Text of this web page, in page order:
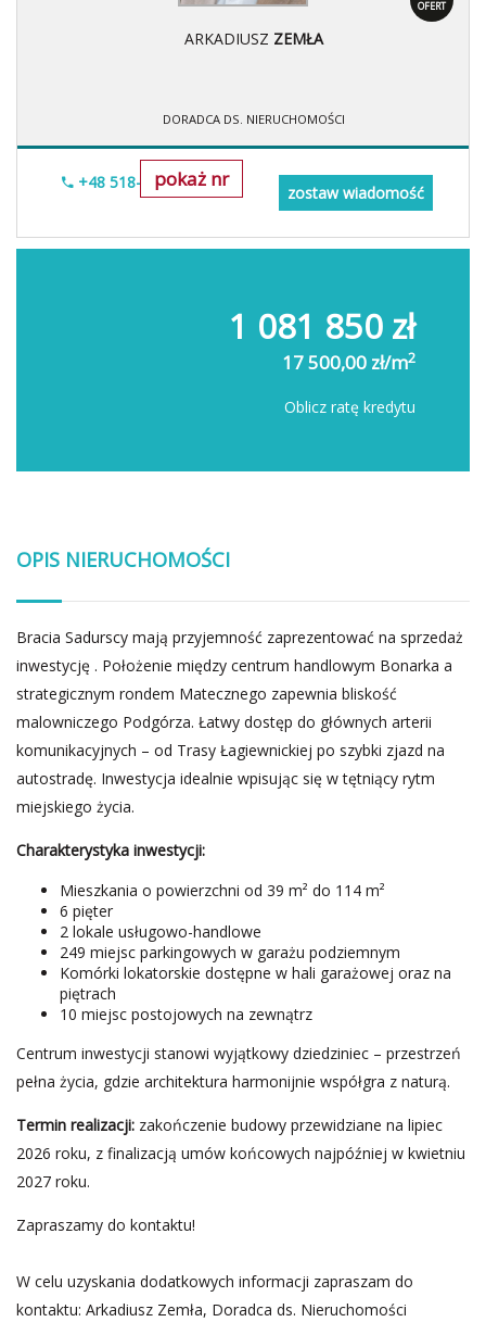
OFERT
ARKADIUSZ ZEMŁA
DORADCA DS. NIERUCHOMOŚCI
pokaż nr
+48 518-706-552
zostaw wiadomość
1 081 850 zł
17 500,00 zł/m2
Oblicz ratę kredytu
OPIS NIERUCHOMOŚCI
Bracia Sadurscy mają przyjemność zaprezentować na sprzedaż
inwestycję . Położenie między centrum handlowym Bonarka a
strategicznym rondem Matecznego zapewnia bliskość
malowniczego Podgórza. Łatwy dostęp do głównych arterii
komunikacyjnych – od Trasy Łagiewnickiej po szybki zjazd na
autostradę. Inwestycja idealnie wpisując się w tętniący rytm
miejskiego życia.
Charakterystyka inwestycji:
Mieszkania o powierzchni od 39 m² do 114 m²
6 pięter
2 lokale usługowo-handlowe
249 miejsc parkingowych w garażu podziemnym
Komórki lokatorskie dostępne w hali garażowej oraz na
piętrach
10 miejsc postojowych na zewnątrz
Centrum inwestycji stanowi wyjątkowy dziedziniec – przestrzeń
pełna życia, gdzie architektura harmonijnie współgra z naturą.
Termin realizacji: zakończenie budowy przewidziane na lipiec
2026 roku, z finalizacją umów końcowych najpóźniej w kwietniu
2027 roku.
Zapraszamy do kontaktu!
W celu uzyskania dodatkowych informacji zapraszam do
kontaktu: Arkadiusz Zemła, Doradca ds. Nieruchomości